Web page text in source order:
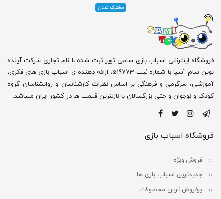
فروشگاه اینترنتی اسباب بازی سامی تویز ثبت شده با نام تجاری شرکت آینده
نوین سام آسیا با شماره ثبت 519773، ارائه دهنده ی اسباب بازی های فکری،
آموزشی، سرگرمی و فرهنگی بر اساس نظرات کارشناسان و روانشناسان گروه
کودک و نوجوان و حتی بزرگسالان با نازلترین قیمت ها در کشور ایران میباشد.
فروشگاه اسباب بازی
فروش ویژه
جدیدترین اسباب بازی ها
پرفروش ترین محصولات